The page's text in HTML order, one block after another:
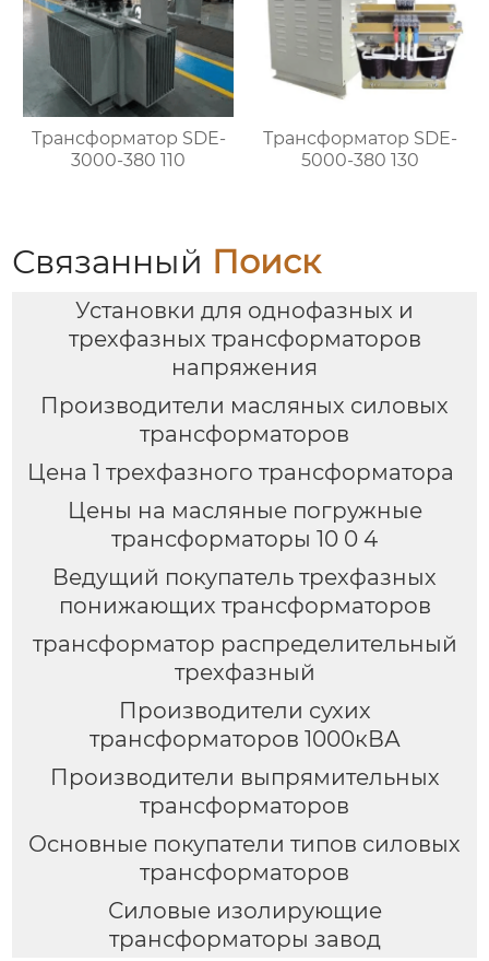
Трансформатор SDE-
3000-380 110
Трансформатор SDE-
5000-380 130
Связанный Поиск
Установки для однофазных и
трехфазных трансформаторов
напряжения
Производители масляных силовых
трансформаторов
Цена 1 трехфазного трансформатора
Цены на масляные погружные
трансформаторы 10 0 4
Ведущий покупатель трехфазных
понижающих трансформаторов
трансформатор распределительный
трехфазный
Производители сухих
трансформаторов 1000кВА
Производители выпрямительных
трансформаторов
Основные покупатели типов силовых
трансформаторов
Силовые изолирующие
трансформаторы завод